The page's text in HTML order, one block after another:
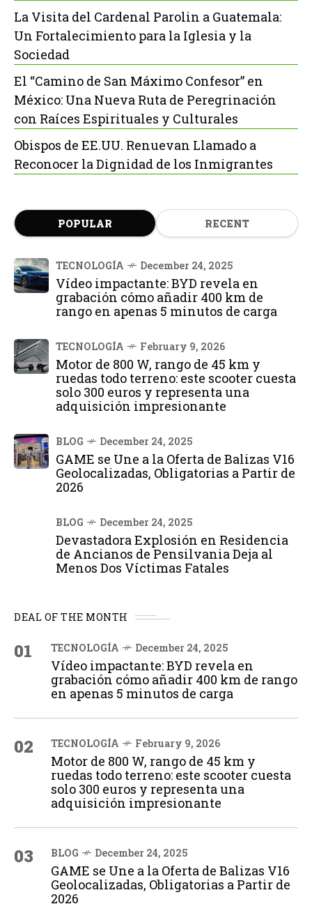
La Visita del Cardenal Parolin a Guatemala:
Un Fortalecimiento para la Iglesia y la
Sociedad
El “Camino de San Máximo Confesor” en
México: Una Nueva Ruta de Peregrinación
con Raíces Espirituales y Culturales
Obispos de EE.UU. Renuevan Llamado a
Reconocer la Dignidad de los Inmigrantes
POPULAR RECENT
TECNOLOGÍA December 24, 2025
Vídeo impactante: BYD revela en
grabación cómo añadir 400 km de
rango en apenas 5 minutos de carga
TECNOLOGÍA February 9, 2026
Motor de 800 W, rango de 45 km y
ruedas todo terreno: este scooter cuesta
solo 300 euros y representa una
adquisición impresionante
BLOG December 24, 2025
GAME se Une a la Oferta de Balizas V16
Geolocalizadas, Obligatorias a Partir de
2026
BLOG December 24, 2025
Devastadora Explosión en Residencia
de Ancianos de Pensilvania Deja al
Menos Dos Víctimas Fatales
DEAL OF THE MONTH
01 TECNOLOGÍA December 24, 2025
Vídeo impactante: BYD revela en
grabación cómo añadir 400 km de rango
en apenas 5 minutos de carga
02 TECNOLOGÍA February 9, 2026
Motor de 800 W, rango de 45 km y
ruedas todo terreno: este scooter cuesta
solo 300 euros y representa una
adquisición impresionante
03 BLOG December 24, 2025
GAME se Une a la Oferta de Balizas V16
Geolocalizadas, Obligatorias a Partir de
2026